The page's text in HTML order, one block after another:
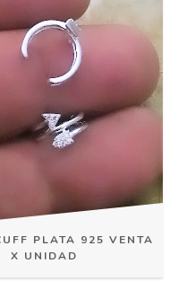
PLATA 925 VENTA
X UNIDAD